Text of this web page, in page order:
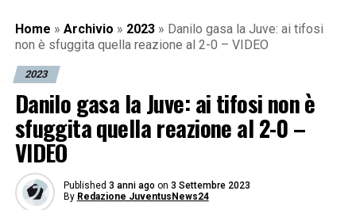
Home » Archivio » 2023 » Danilo gasa la Juve: ai tifosi
non è sfuggita quella reazione al 2-0 – VIDEO
2023
Danilo gasa la Juve: ai tifosi non è
sfuggita quella reazione al 2-0 –
VIDEO
Published 3 anni ago on 3 Settembre 2023
By Redazione JuventusNews24